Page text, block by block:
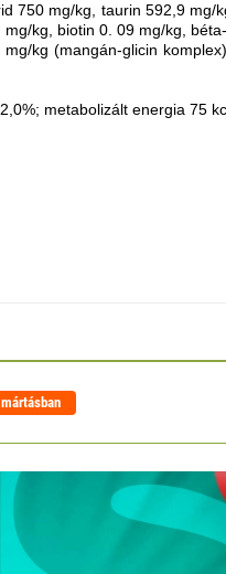
750 mg/kg, taurin 592,9
kg, biotin 0. 09 mg/kg,
kg (mangán-glicin
metabolizált energia 75
mártásban